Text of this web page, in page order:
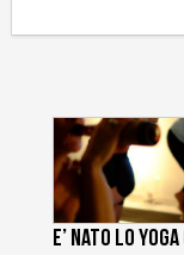
E’ nato lo